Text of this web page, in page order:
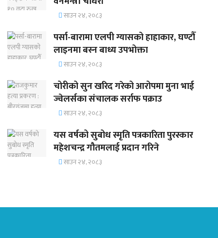
साउन २४, २०८३
पर्सा-बारामा एलपी ग्यासको हाहाकार, घण्टौँ
लाइनमा बस्न बाध्य उपभोक्ता
साउन २४, २०८३
चोरीको सुन खरिद गरेको आरोपमा मुना भाई
ज्वेलर्सका संचालक सर्राफ पक्राउ
साउन २४, २०८३
यस वर्षको सुबोध स्मृति पत्रकारिता पुरस्कार
महेशचन्द्र गौतमलाई प्रदान गरिने
साउन २४, २०८३